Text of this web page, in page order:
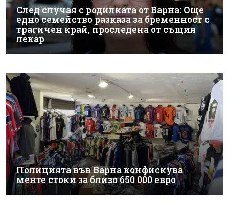
След случая с родилката от Варна: Още
едно семейство разказа за бременност с
трагичен край, проследена от същия
лекар
Полицията във Варна конфискува
менте стоки за близо 650 000 евро